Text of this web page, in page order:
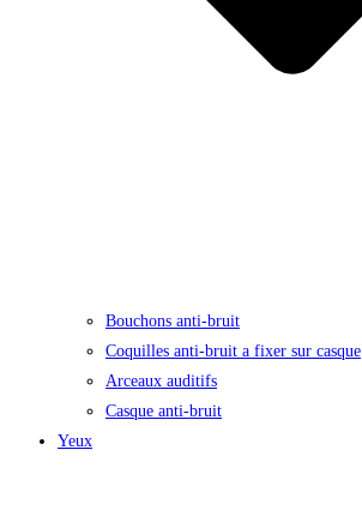
Bouchons anti-bruit
Coquilles anti-bruit a fixer sur casque
Arceaux auditifs
Casque anti-bruit
Yeux